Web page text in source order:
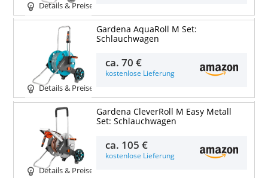
Details & Preise
Details & Preise
Gardena AquaRoll M Set:
Schlauchwagen
ca.70 €
kostenlose Lieferung
Details & Preise
Gardena CleverRoll M Easy Metall
Set: Schlauchwagen
ca. 105 €
kostenlose Lieferung